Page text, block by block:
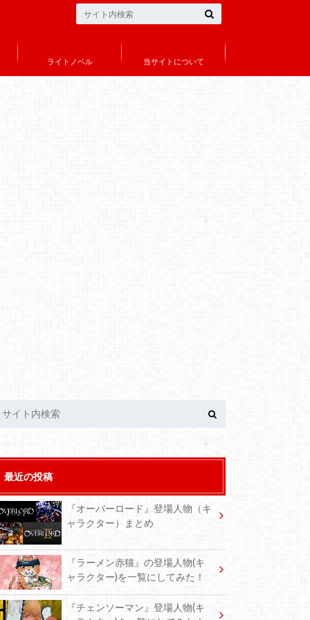
ライトノベル 当サイトについて
最近の投稿
『オーバーロード』登場人物（キ
ャラクター）まとめ
『ラーメン赤猫』の登場人物(キ
ャラクター)を一覧にしてみた！
『チェンソーマン』登場人物(キ